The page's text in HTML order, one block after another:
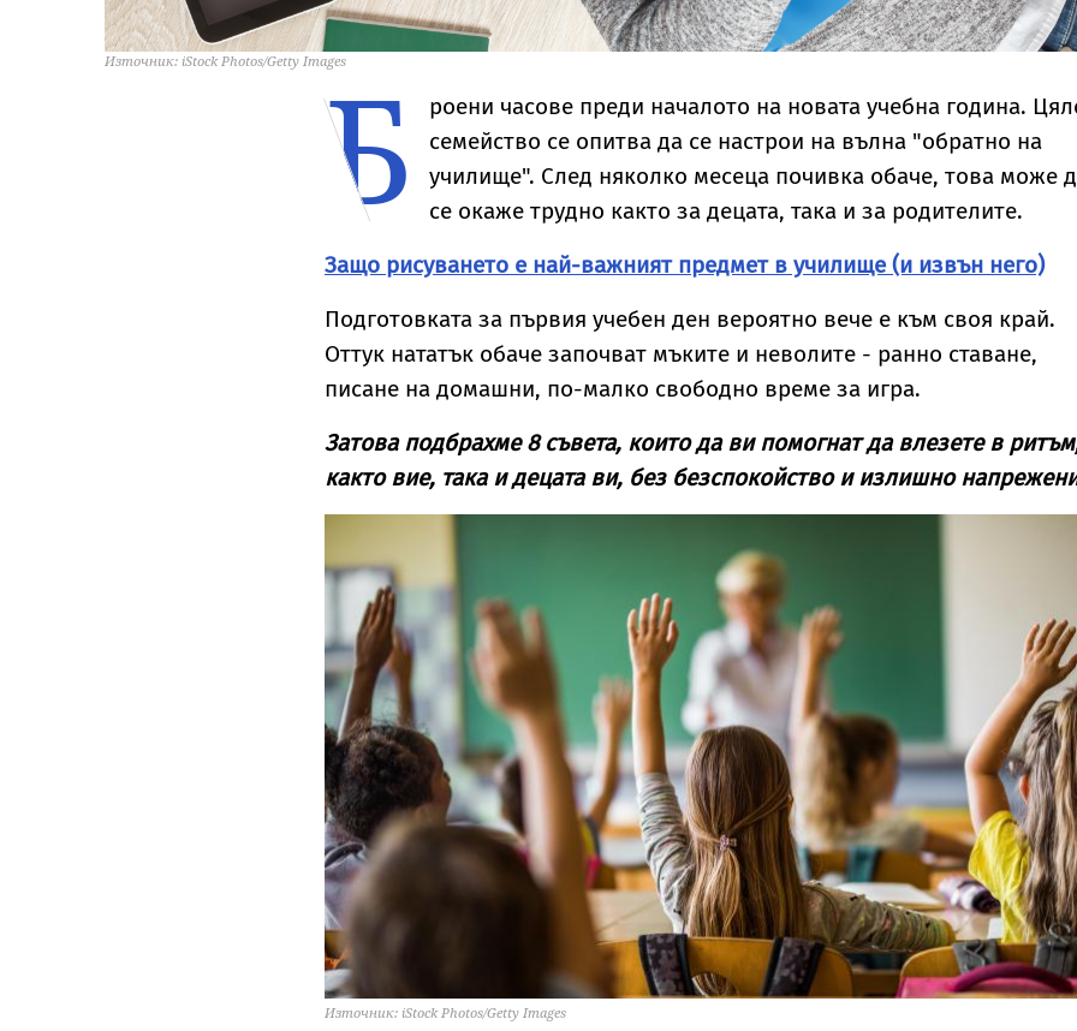
Източник: iStock Photos/Getty ImagesБ
роени часове преди началото на новата учебна година.
семейство се опитва да се настрои на вълна "обратно на
училище". След няколко месеца почивка обаче, това може
се окаже трудно както за децата, така и за родителите.
Защо рисуването е най-важният предмет в училище (и извън него)
Подготовката за първия учебен ден вероятно вече е към своя край.
Оттук нататък обаче започват мъките и неволите - ранно ставане,
писане на домашни, по-малко свободно време за игра.
Затова подбрахме 8 съвета, които да ви помогнат да влезете в
както вие, така и децата ви, без безспокойство и излишно
Източник: iStock Photos/Getty Images